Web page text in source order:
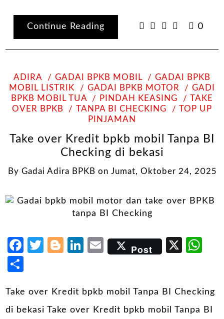
Continue Reading 0
ADIRA GADAI BPKB MOBIL
GADAI BPKB
MOBIL LISTRIK
GADAI BPKB MOTOR
GADI
BPKB MOBIL TUA
PINDAH KEASING
TAKE
OVER BPKB
TANPA BI CHECKING
TOP UP
PINJAMAN
Take over Kredit bpkb mobil Tanpa BI
Checking di bekasi
By Gadai Adira BPKB on Jumat, Oktober 24, 2025
Facebook
Twitter
Blogger
LinkedIn
Email
Post X
Take over Kredit bpkb mobil Tanpa BI Checking
di bekasi Take over Kredit bpkb mobil Tanpa BI